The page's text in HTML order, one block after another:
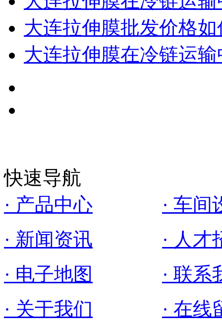
大连拉伸膜批发价格
大连拉伸膜在冷链运
快速导航
· 产品中心
· 车间
· 新闻资讯
· 人才
· 电子地图
· 联系
· 关于我们
· 在线